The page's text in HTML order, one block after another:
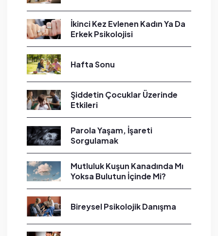
İkinci Kez Evlenen Kadın Ya Da
Erkek Psikolojisi
Hafta Sonu
Şiddetin Çocuklar Üzerinde
Etkileri
Parola Yaşam, İşareti
Sorgulamak
Mutluluk Kuşun Kanadında Mı
Yoksa Bulutun İçinde Mi?
Bireysel Psikolojik Danışma